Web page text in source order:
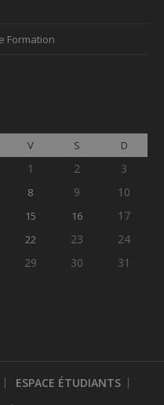
Formation
V S D
1 2
3
8 9 10
15 16 17
22 23 24
29 30 31
ESPACE ÉTUDIANTS